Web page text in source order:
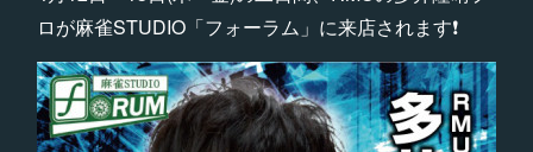
ロが麻雀STUDIO「フォーラム」に来店されます❗️